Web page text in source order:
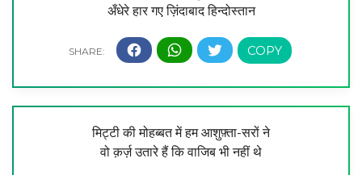
अँधेरे हार गए ज़िंदाबाद हिन्दोस्तान
मिट्टी की मोहब्बत में हम आशुफ़्ता-सरों ने
वो क़र्ज़ उतारे हैं कि वाजिब भी नहीं थे